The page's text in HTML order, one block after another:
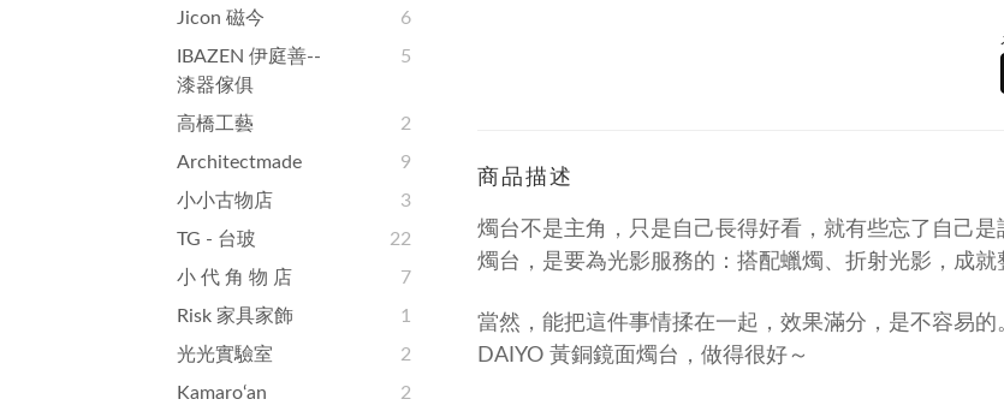
Jicon 磁今
6
IBAZEN 伊庭善--
漆器傢俱
5
高橋工藝
2
Architectmade
9
小小古物店
3
TG - 台玻
22
小 代 角 物 店
7
Risk 家具家飾
1
光光實驗室
2
Kamaro‘an
2
商品描述
燭台不是主角，只是自己長得好看，就有些忘了自己是
燭台，是要為光影服務的：搭配蠟燭、折射光影，成就
當然，能把這件事情揉在一起，效果滿分，是不容易的
DAIYO 黃銅鏡面燭台，做得很好～